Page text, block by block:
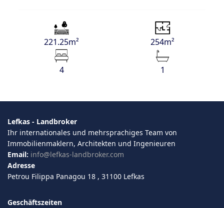
221.25m² 254m²
4 1
Lefkas - Landbroker
Ihr internationales und mehrsprachiges Team von
Immobilienmaklern, Architekten und Ingenieuren
Email: info@lefkas-landbroker.com
Adresse
Petrou Filippa Panagou 18 , 31100 Lefkas
Geschäftszeiten